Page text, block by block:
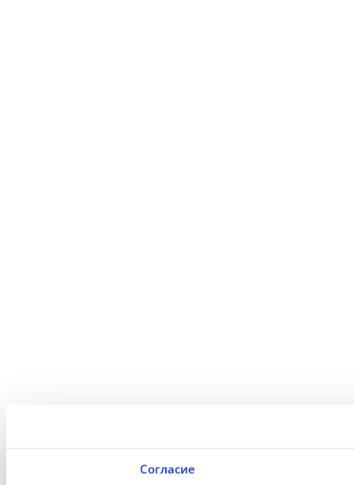
Согласие